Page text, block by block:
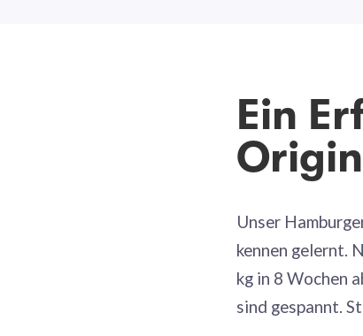
Ein
Unser
kennen gelernt.
kg in 8 Wochen
sind gespannt.